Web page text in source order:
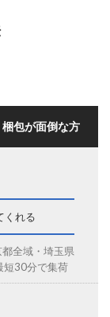
包が面倒な方
くれる
全域・埼玉県
短30分で集荷